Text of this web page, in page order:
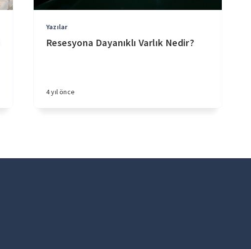
Yazılar
Resesyona Dayanıklı Varlık Nedir?
4 yıl önce